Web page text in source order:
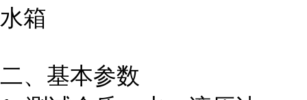
水箱
二、基本参数